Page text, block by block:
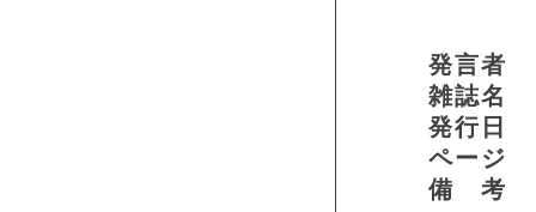
発言者
雑誌名
発行日
ページ
備 考